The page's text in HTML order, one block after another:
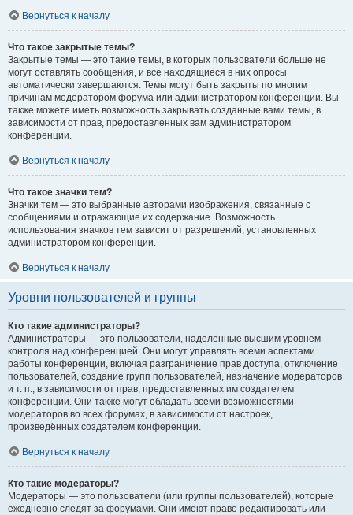
Вернуться к началу
Что такое закрытые темы?
Закрытые темы — это такие темы, в которых пользователи больше не
могут оставлять сообщения, и все находящиеся в них опросы
автоматически завершаются. Темы могут быть закрыты по многим
причинам модератором форума или администратором конференции. Вы
также можете иметь возможность закрывать созданные вами темы, в
зависимости от прав, предоставленных вам администратором
конференции.
Вернуться к началу
Что такое значки тем?
Значки тем — это выбранные авторами изображения, связанные с
сообщениями и отражающие их содержание. Возможность
использования значков тем зависит от разрешений, установленных
администратором конференции.
Вернуться к началу
Уровни пользователей и группы
Кто такие администраторы?
Администраторы — это пользователи, наделённые высшим уровнем
контроля над конференцией. Они могут управлять всеми аспектами
работы конференции, включая разграничение прав доступа, отключение
пользователей, создание групп пользователей, назначение модераторов
и т. п., в зависимости от прав, предоставленных им создателем
конференции. Они также могут обладать всеми возможностями
модераторов во всех форумах, в зависимости от настроек,
произведённых создателем конференции.
Вернуться к началу
Кто такие модераторы?
Модераторы — это пользователи (или группы пользователей), которые
ежедневно следят за форумами. Они имеют право редактировать или